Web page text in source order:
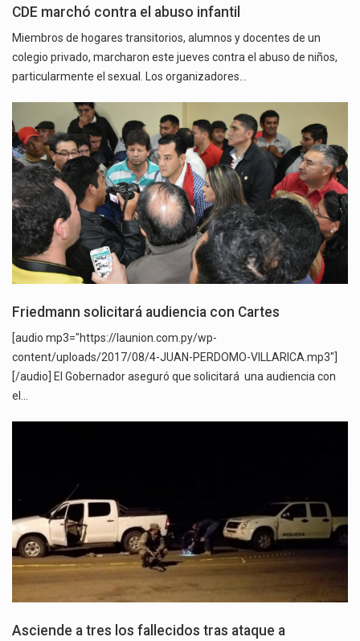
CDE marchó contra el abuso infantil
Miembros de hogares transitorios, alumnos y docentes de un
colegio privado, marcharon este jueves contra el abuso de niños,
particularmente el sexual. Los organizadores…
Friedmann solicitará audiencia con Cartes
[audio mp3="https://launion.com.py/wp-
content/uploads/2017/08/4-JUAN-PERDOMO-VILLARICA.mp3"]
[/audio] El Gobernador aseguró que solicitará una audiencia con
el…
Asciende a tres los fallecidos tras ataque a